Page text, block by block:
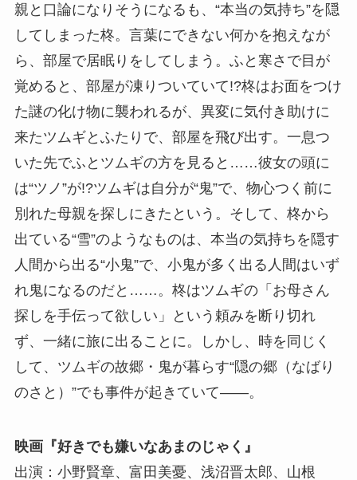
親と口論になりそうになるも、“本当の気持ち”を隠
してしまった柊。言葉にできない何かを抱えなが
ら、部屋で居眠りをしてしまう。ふと寒さで目が
覚めると、部屋が凍りついていて!?柊はお面をつけ
た謎の化け物に襲われるが、異変に気付き助けに
来たツムギとふたりで、部屋を飛び出す。一息つ
いた先でふとツムギの方を見ると……彼女の頭に
は“ツノ”が!?ツムギは自分が“鬼”で、物心つく前に
別れた母親を探しにきたという。そして、柊から
出ている“雪”のようなものは、本当の気持ちを隠す
人間から出る“小鬼”で、小鬼が多く出る人間はいず
れ鬼になるのだと……。柊はツムギの「お母さん
探しを手伝って欲しい」という頼みを断り切れ
ず、一緒に旅に出ることに。しかし、時を同じく
して、ツムギの故郷・鬼が暮らす“隠の郷（なばり
のさと）”でも事件が起きていて――。
映画『好きでも嫌いなあまのじゃく』
出演：小野賢章、富田美憂、浅沼晋太郎、山根